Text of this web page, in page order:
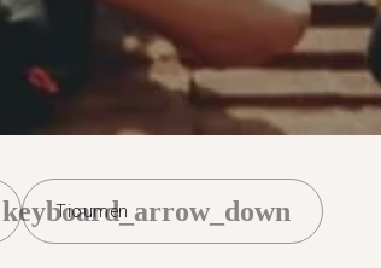
Tioumen
keyboard_arrow_down